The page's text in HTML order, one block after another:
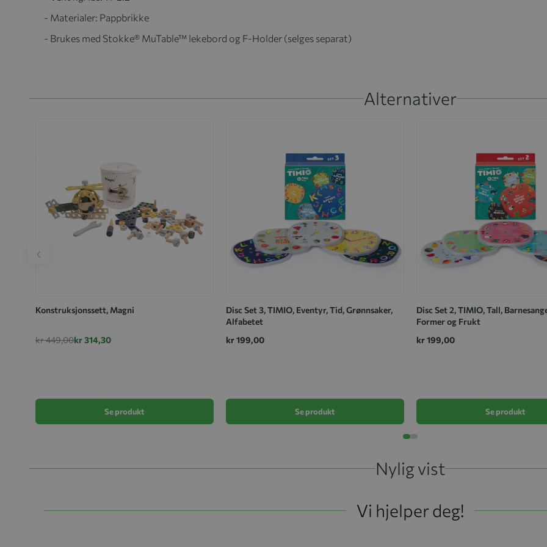
- Materialer: Pappbrikke
- Brukes med Stokke® MuTable™ lekebord og F-Holder (selges separat)
Alternativer
Konstruksjonssett, Magni
kr 449,00kr 314,30
Se produkt
Disc Set 3, TIMIO, Eventyr, Tid, Grønnsaker,
Alfabetet
kr 199,00
Se produkt
Disc Set 2, TIMIO, Tall,
Former og Frukt
kr 199,00
Se produkt
‹
Nylig vist
Vi hjelper deg!